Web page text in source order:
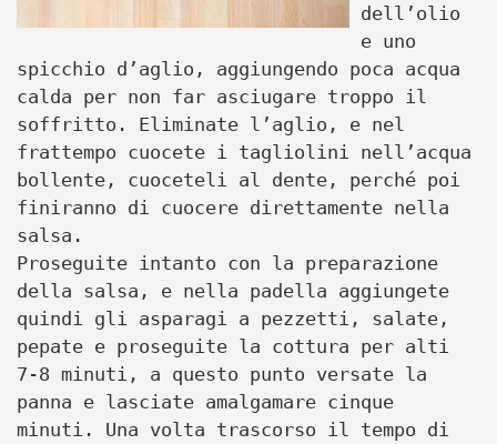
dell’olio
e uno
spicchio d’aglio, aggiungendo poca acqua
calda per non far asciugare troppo il
soffritto. Eliminate l’aglio, e nel
frattempo cuocete i tagliolini nell’acqua
bollente, cuoceteli al dente, perché poi
finiranno di cuocere direttamente nella
salsa.
Proseguite intanto con la preparazione
della salsa, e nella padella aggiungete
quindi gli asparagi a pezzetti, salate,
pepate e proseguite la cottura per alti
7-8 minuti, a questo punto versate la
panna e lasciate amalgamare cinque
minuti. Una volta trascorso il tempo di